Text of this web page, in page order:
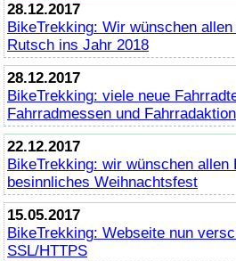
28.12.2017
BikeTrekking: Wir wünschen
Rutsch ins Jahr 2018
28.12.2017
BikeTrekking: viele neue
Fahrradmessen und
22.12.2017
BikeTrekking: wir wünschen allen
besinnliches Weihnachtsfest
15.05.2017
BikeTrekking: Webseite nun
SSL/HTTPS